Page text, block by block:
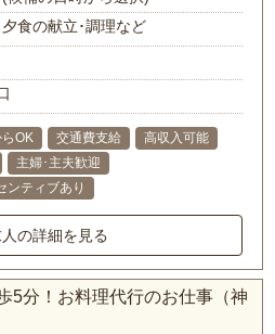
食の献立･調理など
OK 交通費支給
高収入可能
主婦･主夫歓迎
ンティブあり
の詳細を見る
5分！お料理代行のお仕事（神